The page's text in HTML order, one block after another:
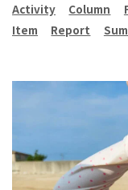
Activity Column
Item
Report